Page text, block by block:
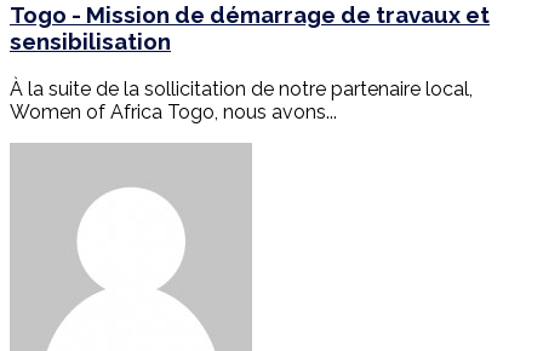
Togo - Mission de démarrage de travaux et
sensibilisation
À la suite de la sollicitation de notre partenaire local,
Women of Africa Togo, nous avons...